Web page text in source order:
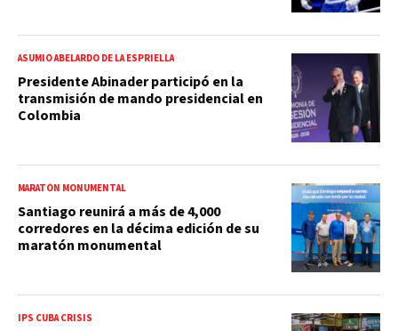
ASUMIÓ ABELARDO DE LA ESPRIELLA
Presidente Abinader participó en la
transmisión de mando presidencial en
Colombia
MARATÓN MONUMENTAL
Santiago reunirá a más de 4,000
corredores en la décima edición de su
maratón monumental
IPS CUBA CRISIS